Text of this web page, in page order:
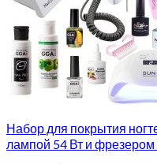
Набор для покрытия
лампой 54 Вт и